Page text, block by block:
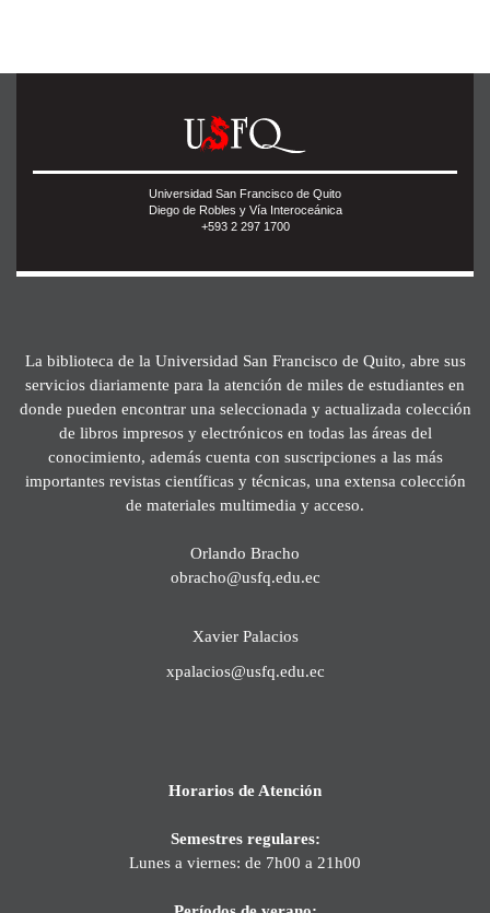
Universidad San Francisco de Quito
Diego de Robles y Vía Interoceánica
+593 2 297 1700
La biblioteca de la Universidad San Francisco de Quito, abre sus
servicios diariamente para la atención de miles de estudiantes en
donde pueden encontrar una seleccionada y actualizada colección
de libros impresos y electrónicos en todas las áreas del
conocimiento, además cuenta con suscripciones a las más
importantes revistas científicas y técnicas, una extensa colección
de materiales multimedia y acceso.
Orlando Bracho
obracho@usfq.edu.ec
Xavier Palacios
xpalacios@usfq.edu.ec
Horarios de Atención
Semestres regulares:
Lunes a viernes: de 7h00 a 21h00